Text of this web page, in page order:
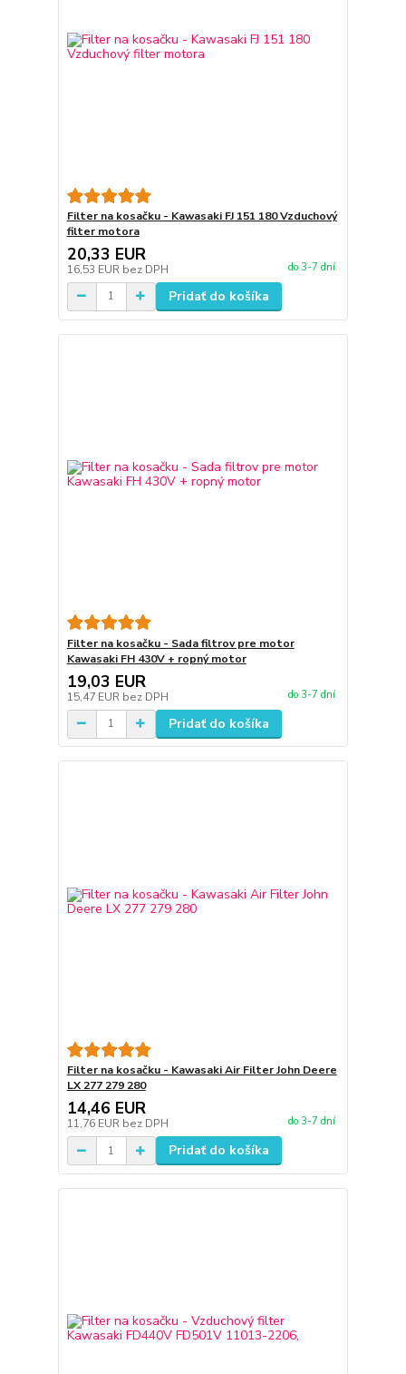
Filter na kosačku - Kawasaki FJ 151 180 Vzduchový
filter motora
20,33 EUR
16,53 EUR bez DPH do 3-7 dní
Pridať do košíka
Filter na kosačku - Sada filtrov pre motor
Kawasaki FH 430V + ropný motor
19,03 EUR
15,47 EUR bez DPH do 3-7 dní
Pridať do košíka
Filter na kosačku - Kawasaki Air Filter John Deere
LX 277 279 280
14,46 EUR
11,76 EUR bez DPH do 3-7 dní
Pridať do košíka